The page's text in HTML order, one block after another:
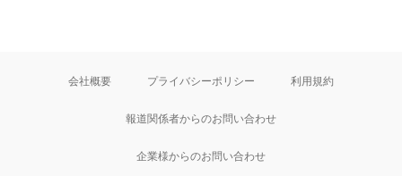
会社概要 プライバシーポリシー 利用規約
報道関係者からのお問い合わせ
企業様からのお問い合わせ